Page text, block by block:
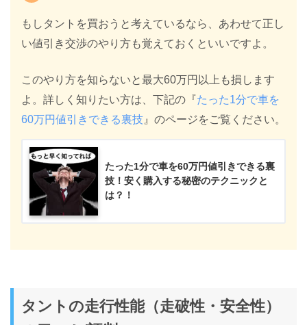
もしタントを買おうと考えているなら、あわせて正し
い値引き交渉のやり方も覚えておくといいですよ。
このやり方を知らないと最大60万円以上も損します
よ。詳しく知りたい方は、下記の『たった1分で車を
60万円値引きできる裏技 』のページをご覧ください。
たった1分で車を60万円値引きできる裏
技！安く購入する秘密のテクニックと
は？！
タントの走行性能（走破性・安全性）